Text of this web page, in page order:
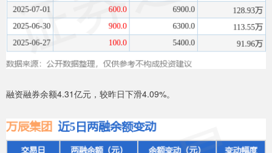
融资融券余额4.31亿元，较昨日下滑4.09%。